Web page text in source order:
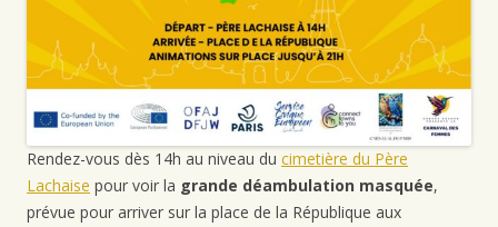
Rendez-vous dès 14h au niveau du cimetière du Père
Lachaise pour voir la grande déambulation masquée,
prévue pour arriver sur la place de la République aux